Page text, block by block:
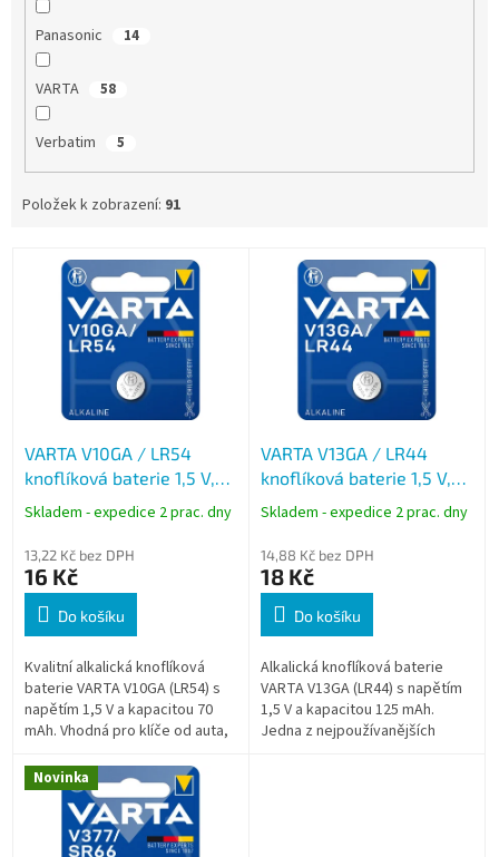
Panasonic 14
VARTA 58
Verbatim 5
Položek k zobrazení: 91
VARTA V10GA / LR54
knoflíková baterie 1,5 V,
70 mAh, alkalická, 1 ks
Skladem - expedice 2 prac. dny
13,22 Kč bez DPH
16 Kč
Do košíku
Kvalitní alkalická knoflíková
baterie VARTA V10GA (LR54) s
napětím 1,5 V a kapacitou 70
mAh. Vhodná pro klíče od auta,
drobná elektronická zařízení.
VARTA V13GA / LR44
knoflíková baterie 1,5 V,
125 mAh, alkalická, 1 ks
Skladem - expedice 2 prac. dny
14,88 Kč bez DPH
18 Kč
Do košíku
Alkalická knoflíková baterie
VARTA V13GA (LR44) s napětím
1,5 V a kapacitou 125 mAh.
Jedna z nejpoužívanějších
Novinka